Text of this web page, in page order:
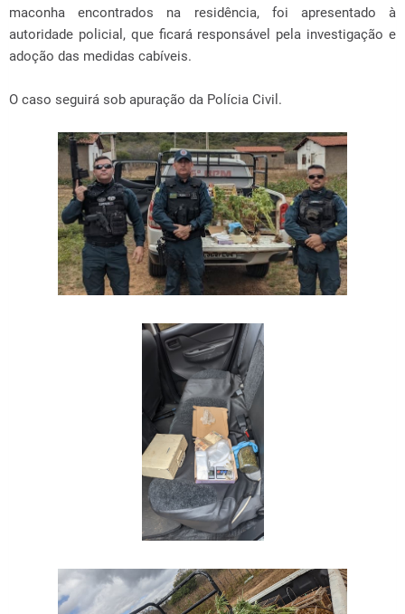
maconha encontrados na residência, foi apresentado à
autoridade policial, que ficará responsável pela investigação e
adoção das medidas cabíveis.
O caso seguirá sob apuração da Polícia Civil.